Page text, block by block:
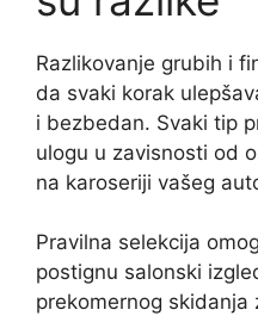
Razlikovanje grubih i
da svaki korak
i bezbedan. Svaki tip
ulogu u zavisnosti od
na karoseriji vašeg
Pravilna selekcija
postignu salonski
prekomernog skidanja